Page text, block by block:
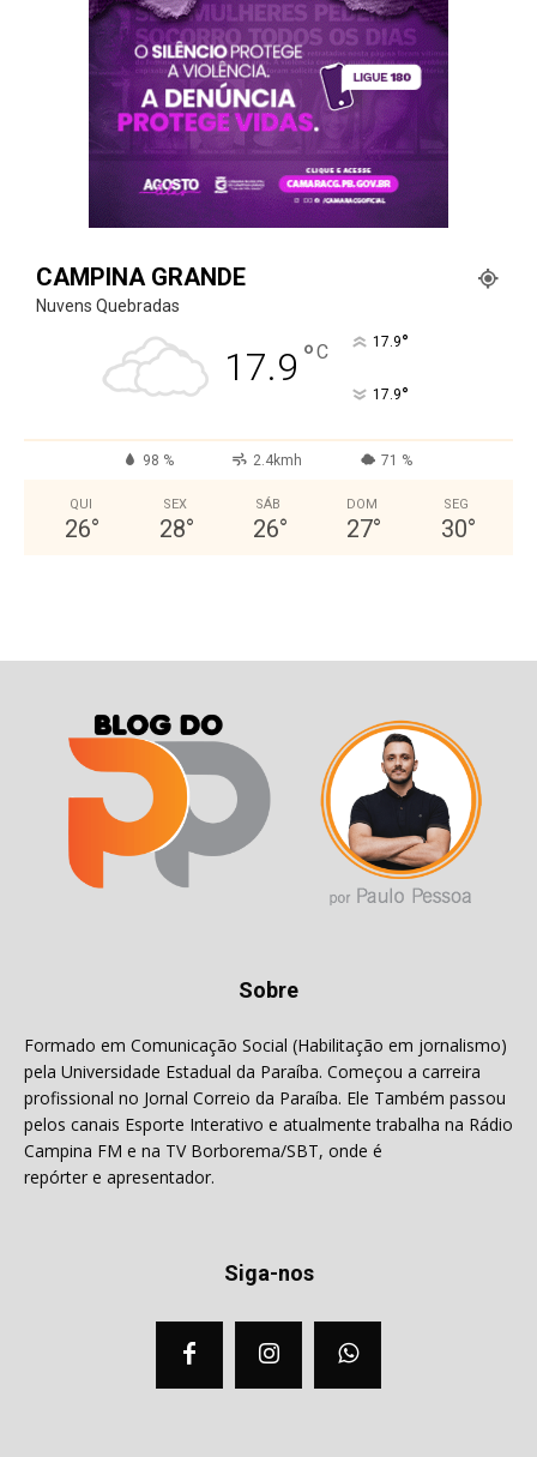
CAMPINA GRANDE
Nuvens Quebradas
17.9 °C 17.9°
17.9°
98 % 2.4kmh 71 %
QUI
26°
SEX
28°
SÁB
26°
DOM
27°
SEG
30°
Sobre
Formado em Comunicação Social (Habilitação em jornalismo)
pela Universidade Estadual da Paraíba. Começou a carreira
profissional no Jornal Correio da Paraíba. Ele Também passou
pelos canais Esporte Interativo e atualmente trabalha na Rádio
Campina FM e na TV Borborema/SBT, onde é
repórter e apresentador.
Siga-nos